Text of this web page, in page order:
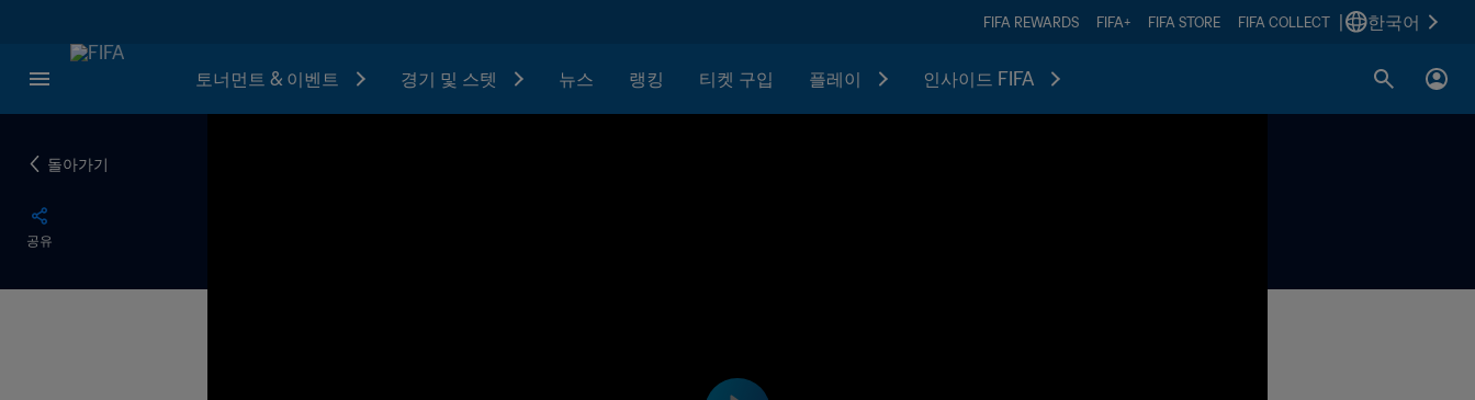
FIFA REWARDS FIFA+ FIFA STORE FIFA COLLECT 한국어
토너먼트 & 이벤트 경기 및 스텟 뉴스 랭킹 티켓 구입 플레이 인사이드 FIFA
돌아가기
공유